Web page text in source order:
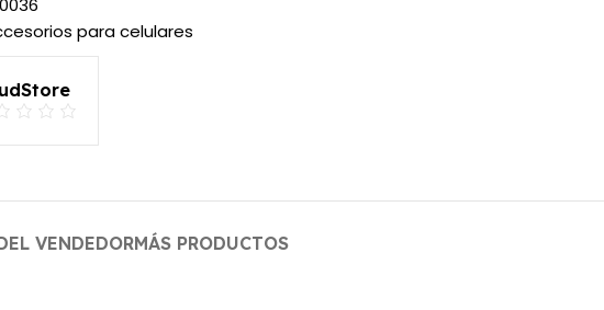
para celulares
VENDEDORMÁS PRODUCTOS